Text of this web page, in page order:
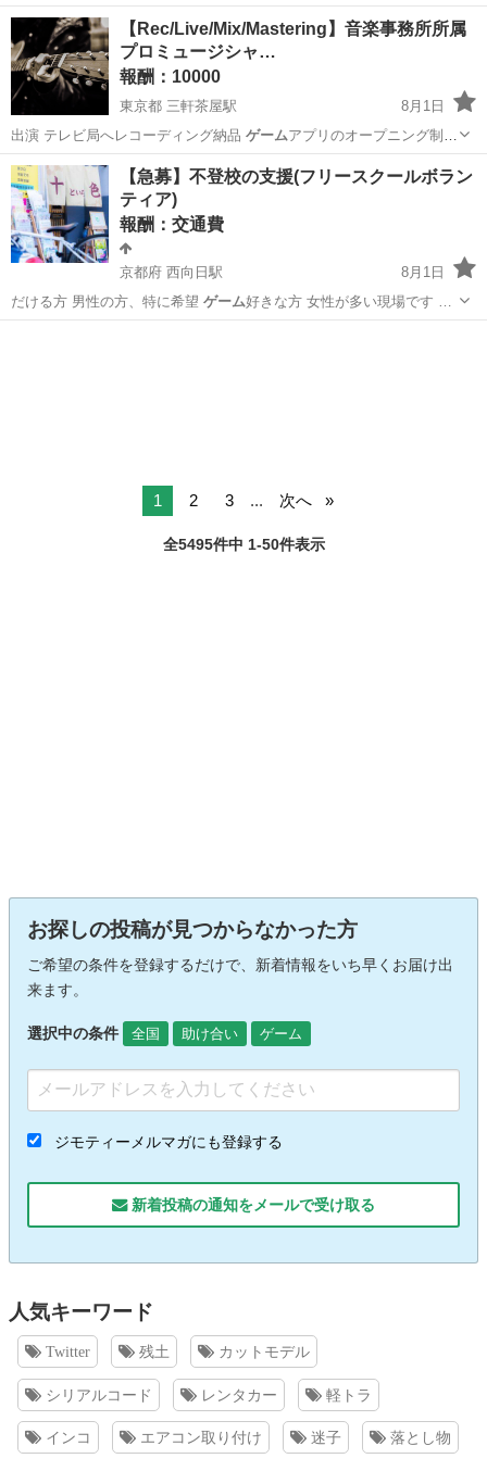
ペレーター【取扱製品情報】二輪部品 。＋お仕事探しはコンシェルス
タッフにおまかせ＋。 あなたのお仕事探しをしっかりサポート！ たと
えば… 「もう少しココ...
熊本 菊池市
【Rec/Live/Mix/Mastering】音楽事務所所属
プロミュージシャ…
報酬：10000
東京都 三軒茶屋駅
8月1日
出演 テレビ局へレコーディング納品 ゲームアプリのオープニング制作
BGM制作…
東京 世田谷区 三軒茶屋駅 教えたい トラック
【急募】不登校の支援(フリースクールボラン
ティア)
報酬：交通費
京都府 西向日駅
8月1日
だける方 男性の方、特に希望 ゲーム 好きな方 女性が多い現場です …
1 2 3 ... 次へ
全5495件中 1-50件表示
お探しの投稿が見つからなかった方
ご希望の条件を登録するだけで、新着情報をいち早くお届け出
来ます。
選択中の条件 全国 助け合い ゲーム
ジモティーメルマガにも登録する
新着投稿の通知をメールで受け取る
人気キーワード
Twitter 残土 カットモデル
シリアルコード レンタカー 軽トラ
インコ エアコン取り付け 迷子 落とし物